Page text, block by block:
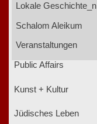
Lokale Geschichte_n
Schalom Aleikum
Veranstaltungen
Public Affairs
Kunst + Kultur
Jüdisches Leben